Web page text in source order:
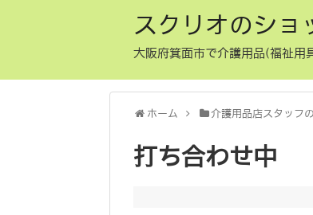
スクリオのシ
大阪府箕面市で介護用品(福祉用
ホーム 介護用品店スタッフ
打ち合わせ中